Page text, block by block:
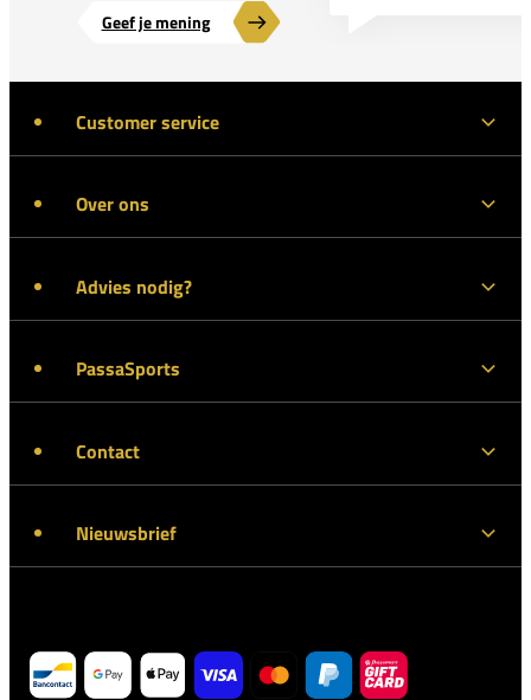
Geef je mening
Customer service
Over ons
Advies nodig?
PassaSports
Contact
Nieuwsbrief